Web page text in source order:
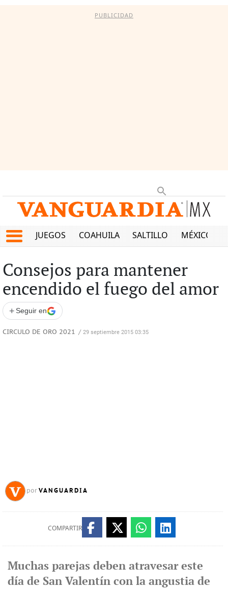
PUBLICIDAD
JUEGOS COAHUILA SALTILLO MÉXICO
Consejos para mantener
encendido el fuego del amor
+ Seguir en
CIRCULO DE ORO 2021 / 29 septiembre 2015 03:35
por VANGUARDIA
COMPARTIR
Muchas parejas deben atravesar este
día de San Valentín con la angustia de